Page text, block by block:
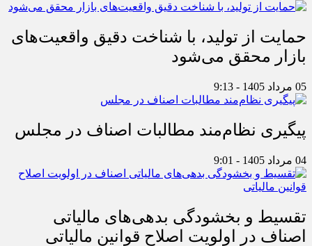
حمایت از تولید، با شناخت دقیق واقعیت‌های
بازار محقق می‌شود
05 مرداد 1405 - 9:13
پیگیری نظام‌مند مطالبات اصناف در مجلس
04 مرداد 1405 - 9:01
تقسیط و بخشودگی بدهی‌های مالیاتی
اصناف در اولویت اصلاح قوانین مالیاتی